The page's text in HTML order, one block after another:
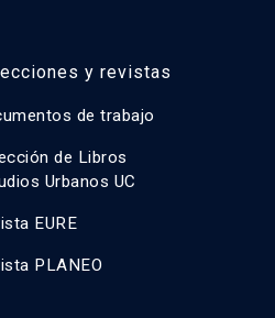
y revistas
de trabajo
de Libros
Urbanos UC
EURE
PLANEO